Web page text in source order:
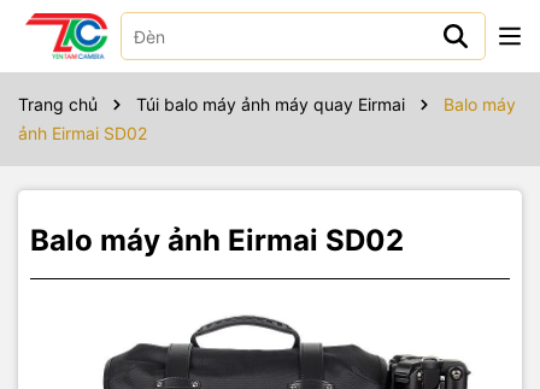
Trang chủ Túi balo máy ảnh máy quay Eirmai
Balo máy
ảnh Eirmai SD02
Balo máy ảnh Eirmai SD02
Sản phẩm bao gồm